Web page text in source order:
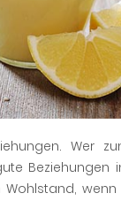
Wer
Beziehungen
Wohlstand,